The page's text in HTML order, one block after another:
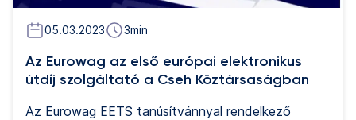
ban egyesíti a nemzetközi közúti fuvarozó
vállalatok számára.
05.03.2023 3min
Az Eurowag az első európai elektronikus
útdíj szolgáltató a Cseh Köztársaságban
Az Eurowag EETS tanúsítvánnyal rendelkező